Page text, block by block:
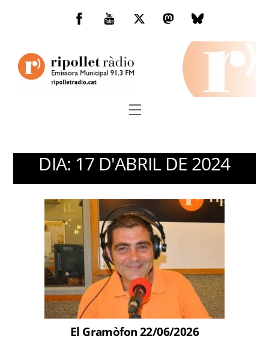
Facebook
You
TwitterMastodonBluesky
Menu
DIA: 17 D'ABRIL DE 2024
El Gramòfon 22/06/2026